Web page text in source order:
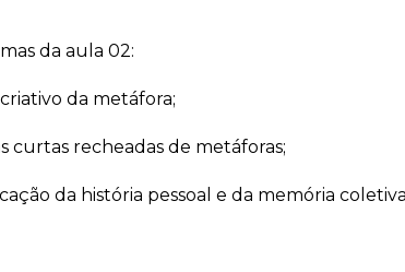
da aula 02:
da metáfora;
curtas recheadas de metáforas;
da história pessoal e da memória